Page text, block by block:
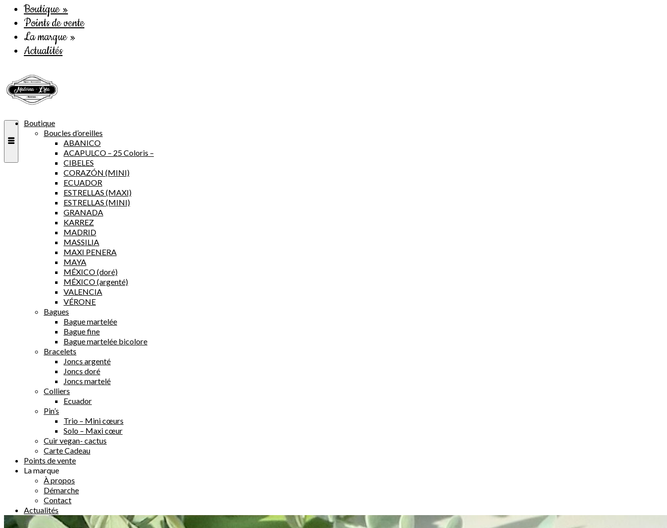
Boutique»
Points de vente
La marque»
Actualités
Boutique
Boucles d’oreilles
ABANICO
ACAPULCO – 25 Coloris –
CIBELES
CORAZÓN (MINI)
ECUADOR
ESTRELLAS (MAXI)
ESTRELLAS (MINI)
GRANADA
KARREZ
MADRID
MASSILIA
MAXI PENERA
MAYA
MÉXICO (doré)
MÉXICO (argenté)
VALENCIA
VÉRONE
Bagues
Bague martelée
Bague fine
Bague martelée bicolore
Bracelets
Joncs argenté
Joncs doré
Joncs martelé
Colliers
Ecuador
Pin’s
Trio – Mini cœurs
Solo – Maxi cœur
Cuir vegan- cactus
Carte Cadeau
Points de vente
La marque
À propos
Démarche
Contact
Actualités